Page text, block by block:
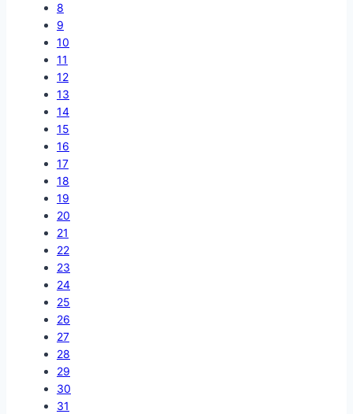
8
9
10
11
12
13
14
15
16
17
18
19
20
21
22
23
24
25
26
27
28
29
30
31